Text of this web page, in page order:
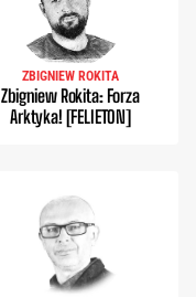
ZBIGNIEW ROKITA
Zbigniew Rokita: Forza
Arktyka! [FELIETON]